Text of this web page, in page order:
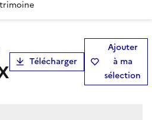
Télécharger
Ajouter
à ma
sélection